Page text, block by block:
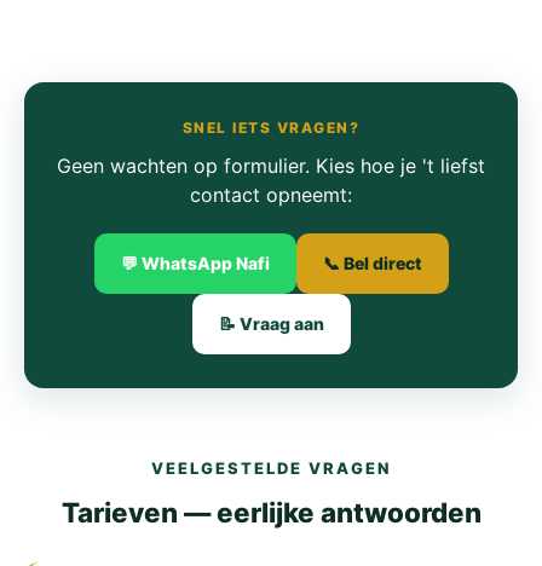
SNEL IETS VRAGEN?
Geen wachten op formulier. Kies hoe je 't liefst
contact opneemt:
💬 WhatsApp Nafi 📞 Bel direct
📝 Vraag aan
VEELGESTELDE VRAGEN
Tarieven — eerlijke antwoorden